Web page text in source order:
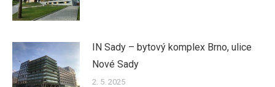
IN Sady – bytový komplex Brno, ulice
Nové Sady
2. 5. 2025